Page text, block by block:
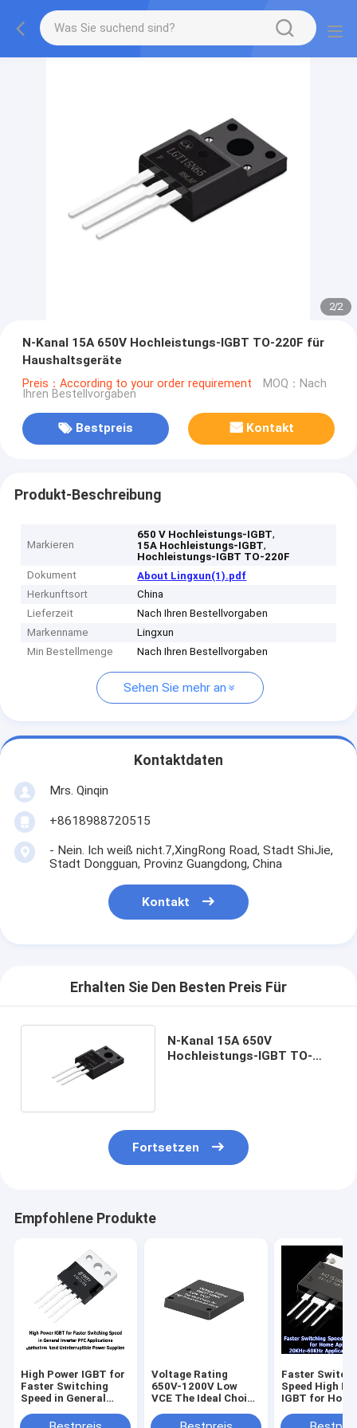
2/2
N-Kanal 15A 650V Hochleistungs-IGBT TO-220F für
Haushaltsgeräte
Preis：According to your order requirement MOQ：Nach
Ihren Bestellvorgaben
Bestpreis Kontakt
Produkt-Beschreibung
Markieren
650 V Hochleistungs-IGBT,
15A Hochleistungs-IGBT,
Hochleistungs-IGBT TO-220F
Dokument
About Lingxun(1).pdf
Herkunftsort
China
Lieferzeit
Nach Ihren Bestellvorgaben
Markenname
Lingxun
Min Bestellmenge
Nach Ihren Bestellvorgaben
Sehen Sie mehr an
Kontaktdaten
Mrs. Qinqin
+8618988720515
- Nein. Ich weiß nicht.7,XingRong Road, Stadt ShiJie,
Stadt Dongguan, Provinz Guangdong, China
Kontakt
Erhalten Sie Den Besten Preis Für
N-Kanal 15A 650V
Hochleistungs-IGBT TO-
Fortsetzen
Empfohlene Produkte
High Power IGBT for
Faster Switching
Speed in General
Applications and
Voltage Rating
650V-1200V Low
VCE The Ideal Choice
Applications
Faster
Speed High
IGBT for Home
60KHz